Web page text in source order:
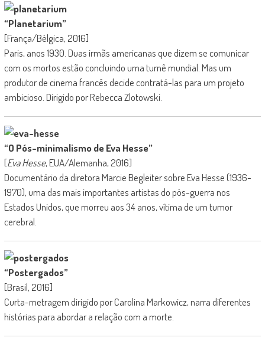
“Planetarium”
[França/Bélgica, 2016]
Paris, anos 1930. Duas irmãs americanas que dizem se comunicar
com os mortos estão concluindo uma turnê mundial. Mas um
produtor de cinema francês decide contratá-las para um projeto
ambicioso. Dirigido por Rebecca Zlotowski.
“O Pós-minimalismo de Eva Hesse”
[Eva Hesse, EUA/Alemanha, 2016]
Documentário da diretora Marcie Begleiter sobre Eva Hesse (1936-
1970), uma das mais importantes artistas do pós-guerra nos
Estados Unidos, que morreu aos 34 anos, vítima de um tumor
cerebral.
“Postergados”
[Brasil, 2016]
Curta-metragem dirigido por Carolina Markowicz, narra diferentes
histórias para abordar a relação com a morte.